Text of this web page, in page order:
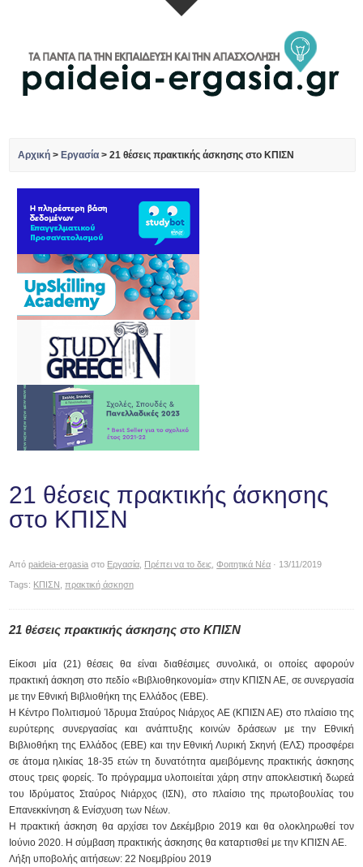
Αρχική > Εργασία >21 θέσεις πρακτικής άσκησης στο ΚΠΙΣΝ
21 θέσεις πρακτικής άσκησης
στο ΚΠΙΣΝ
Απόpaideia-ergasia στο Εργασία Πρέπει να το δεις ,Φοιτητικά Νέα · 13/11/2019
Tags: ΚΠΙΣΝ ,πρακτική άσκηση
21 θέσεις πρακτικής άσκησης στο ΚΠΙΣΝ
Είκοσι μία (21) θέσεις θα είναι διαθέσιμες συνολικά, οι οποίες αφορούν
πρακτική άσκηση στο πεδίο «Βιβλιοθηκονομία» στην ΚΠΙΣΝ ΑΕ, σε συνεργασία
με την Εθνική Βιβλιοθήκη της Ελλάδος (ΕΒΕ).
H Κέντρο Πολιτισμού Ίδρυμα Σταύρος Νιάρχος AE (ΚΠΙΣΝ ΑΕ) στο πλαίσιο της
ευρύτερης συνεργασίας και ανάπτυξης κοινών δράσεων με την Εθνική
Βιβλιοθήκη της Ελλάδος (ΕΒΕ) και την Εθνική Λυρική Σκηνή (ΕΛΣ) προσφέρει
σε άτομα ηλικίας 18-35 ετών τη δυνατότητα αμειβόμενης πρακτικής άσκησης
στους τρεις φορείς. Το πρόγραμμα υλοποιείται χάρη στην αποκλειστική δωρεά
του Ιδρύματος Σταύρος Νιάρχος (ΙΣΝ), στο πλαίσιο της πρωτοβουλίας του
Επανεκκίνηση & Ενίσχυση των Νέων.
Η πρακτική άσκηση θα αρχίσει τον Δεκέμβριο 2019 και θα ολοκληρωθεί τον
Ιούνιο 2020. Η σύμβαση πρακτικής άσκησης θα καταρτισθεί με την ΚΠΙΣΝ ΑΕ.
Λήξη υποβολής αιτήσεων: 22 Νοεμβρίου 2019